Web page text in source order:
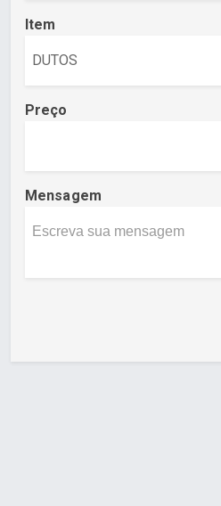
Item
Preço
Mensagem